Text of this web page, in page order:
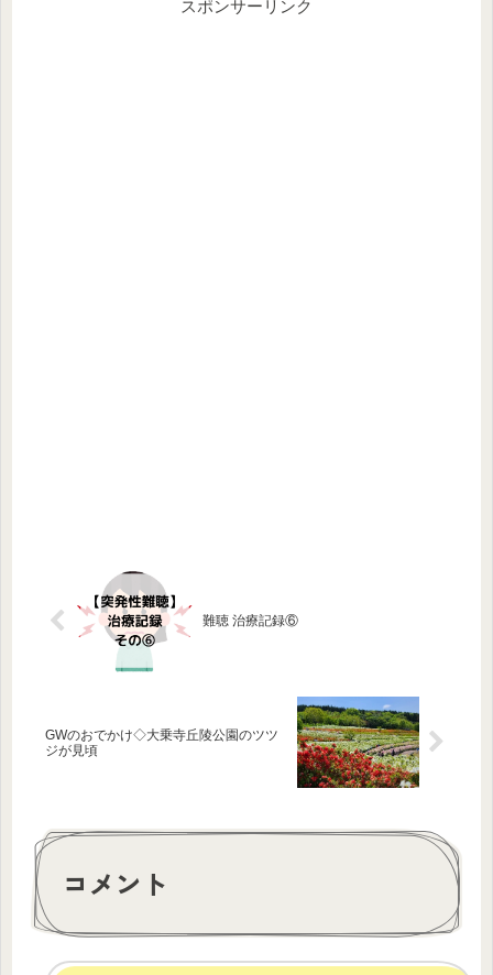
スポンサーリンク
難聴 治療記録⑥
GWのおでかけ◇大乗寺丘陵公園のツツ
ジが見頃
コメント